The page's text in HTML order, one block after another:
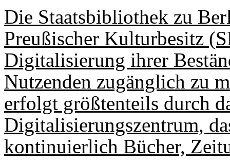
Die Staatsbibliothek zu
Preußischer Kulturbesitz
Digitalisierung ihrer
Nutzenden zugänglich zu
erfolgt größtenteils durch
Digitalisierungszentrum,
kontinuierlich Bücher,